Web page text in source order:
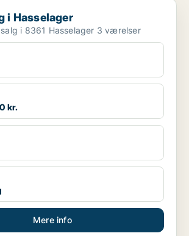
i Hasselager
Andelsbolig til salg i 8361 Hasselager 3 værelser
kr.
Mere info